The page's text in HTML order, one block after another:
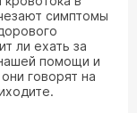
симптомы
ли ехать за
помощи и
говорят на